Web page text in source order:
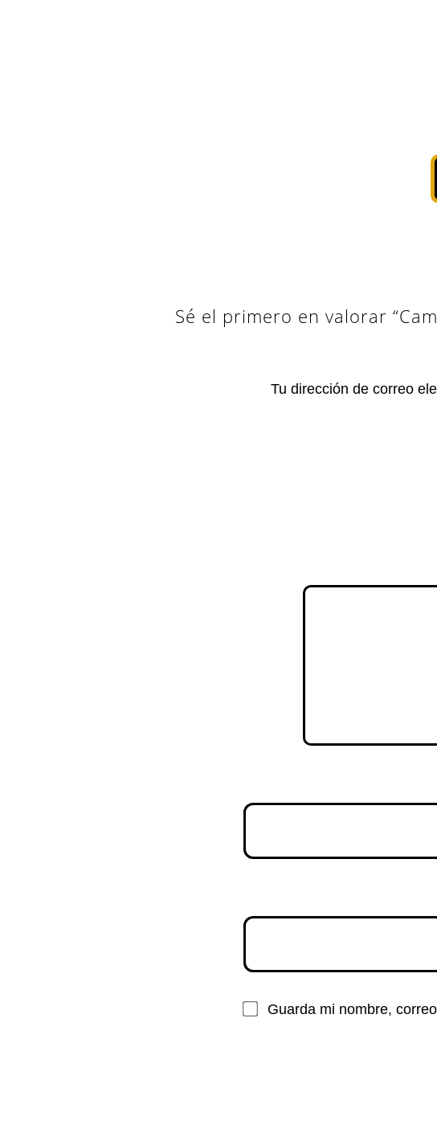
Sé el primero en valorar
Tu dirección de correo
Guarda mi nombre,